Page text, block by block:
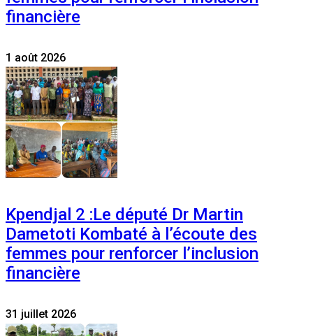
financière
1 août 2026
Kpendjal 2 :Le député Dr Martin
Dametoti Kombaté à l’écoute des
femmes pour renforcer l’inclusion
financière
31 juillet 2026